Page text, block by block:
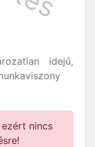
idejű,
nincs